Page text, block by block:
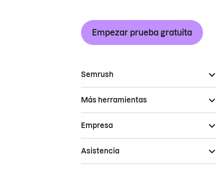
Empezar prueba gratuita
Semrush
Más herramientas
Empresa
Asistencia